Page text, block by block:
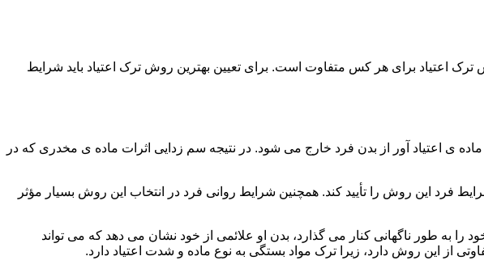
اعتیاد برای هر کس متفاوت است. برای تعیین بهترین روش ترک اعتیاد باید شرایط
ی اعتیاد آور از بدن فرد خارج می شود. در نتیجه سم زدایی اثرات ماده ی مخدری که در
فرد این روش را تأیید کند. همچنین شرایط روانی فرد در انتخاب این روش بسیار مؤثر
به طور ناگهانی کنار می گذارد، بدن او علائمی از خود نشان می دهد که می تواند
از این روش دارد، زیرا ترک مواد بستگی به نوع ماده و شدت اعتیاد دارد.